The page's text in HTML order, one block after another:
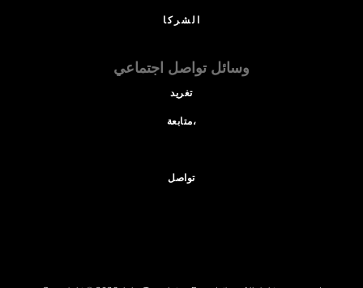
الشركا
وسائل تواصل اجتماعي
تغريد
متابعة،
تواصل